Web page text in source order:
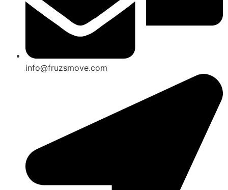
info@fruzsmove.com